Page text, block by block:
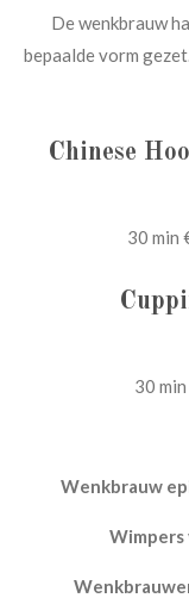
De wenkbrauw
bepaalde vorm
Chinese
30 min €30
30 min €35
Wenkbrauw
Wimpers